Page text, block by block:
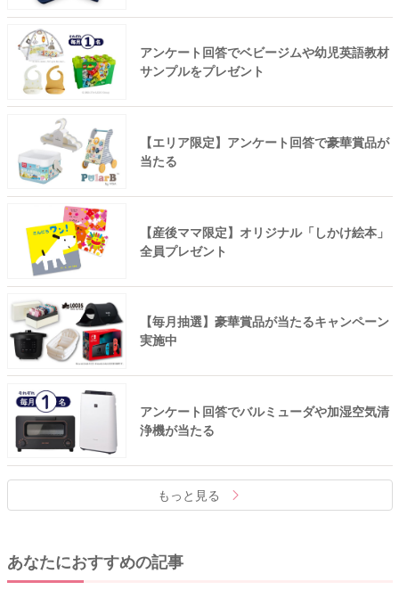
アンケート回答でベビージムや幼児英語教材
サンプルをプレゼント
【エリア限定】アンケート回答で豪華賞品が
当たる
【産後ママ限定】オリジナル「しかけ絵本」
全員プレゼント
【毎月抽選】豪華賞品が当たるキャンペーン
実施中
アンケート回答でバルミューダや加湿空気清
浄機が当たる
もっと見る
あなたにおすすめの記事